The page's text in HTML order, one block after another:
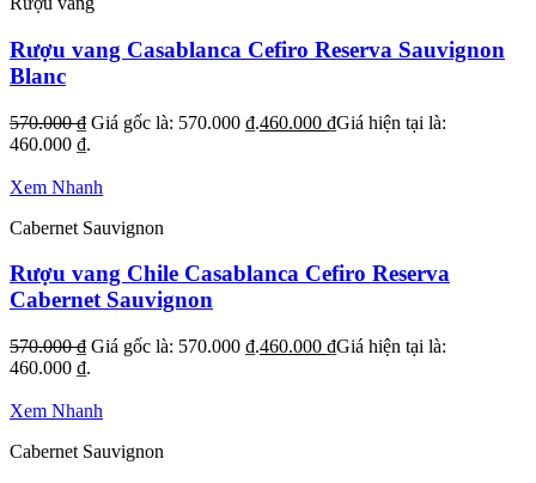
Rượu vang Casablanca Cefiro Reserva Sauvignon
Blanc
570.000₫ Giá gốc là: 570.000 ₫.460.000 ₫Giá hiện tại là:
460.000 ₫.
Xem Nhanh
Cabernet Sauvignon
Rượu vang Chile Casablanca Cefiro Reserva
Cabernet Sauvignon
570.000₫ Giá gốc là: 570.000 ₫.460.000 ₫Giá hiện tại là:
460.000 ₫.
Xem Nhanh
Cabernet Sauvignon